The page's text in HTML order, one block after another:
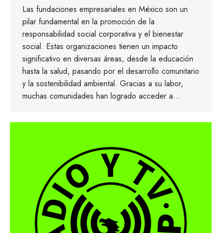
Las fundaciones empresariales en México son un
pilar fundamental en la promoción de la
responsabilidad social corporativa y el bienestar
social. Estas organizaciones tienen un impacto
significativo en diversas áreas, desde la educación
hasta la salud, pasando por el desarrollo comunitario
y la sostenibilidad ambiental. Gracias a su labor,
muchas comunidades han logrado acceder a…